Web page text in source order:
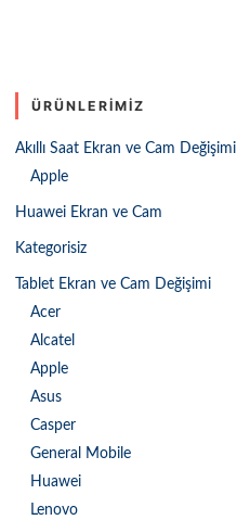
ÜRÜNLERIMIZ
Akıllı Saat Ekran ve Cam Değişimi
Apple
Huawei Ekran ve Cam
Kategorisiz
Tablet Ekran ve Cam Değişimi
Acer
Alcatel
Apple
Asus
Casper
General Mobile
Huawei
Lenovo